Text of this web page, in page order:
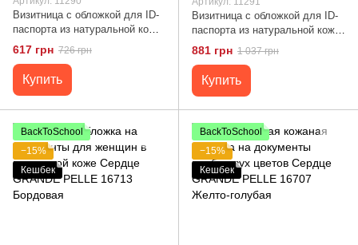
Визитница с обложкой для ID-
паспорта из натуральной кожи
GRANDE PELLE 11290 Черная
617 грн 726 грн
Купить
Визитница с обложкой для ID-
паспорта из натуральной кожи
GRANDE PELLE 11291 Черная
881 грн 1 037 грн
Купить
BackToSchool
−15%
Кешбек
BackToSchool
−15%
Кешбек